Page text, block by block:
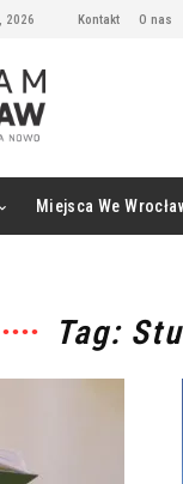
2026 Kontakt O nas
Miejsca We
Tag: